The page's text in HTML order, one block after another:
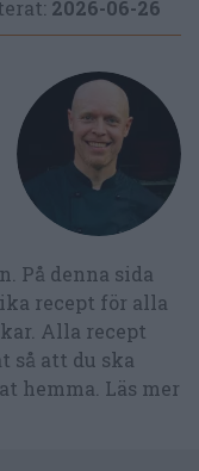
2026-06-26
På denna sida
recept för alla
Alla recept
så att du ska
hemma. Läs mer